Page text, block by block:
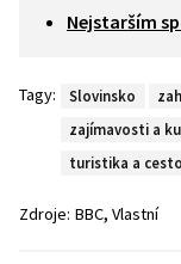
Nejstarším
Tagy: Slovinsko
zajímavosti a
turistika a
Zdroje: BBC, Vlastní